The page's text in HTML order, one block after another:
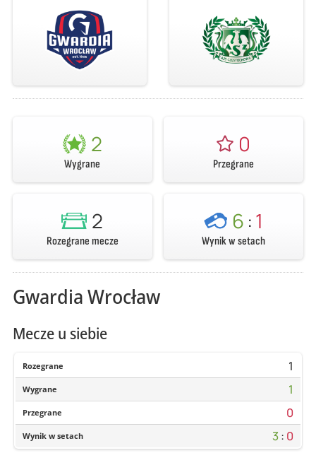
2
Wygrane
0
Przegrane
2
Rozegrane mecze
6 :1
Wynik w setach
Gwardia Wrocław
Mecze u siebie
Rozegrane 1
Wygrane 1
Przegrane 0
Wynik w setach 3: 0